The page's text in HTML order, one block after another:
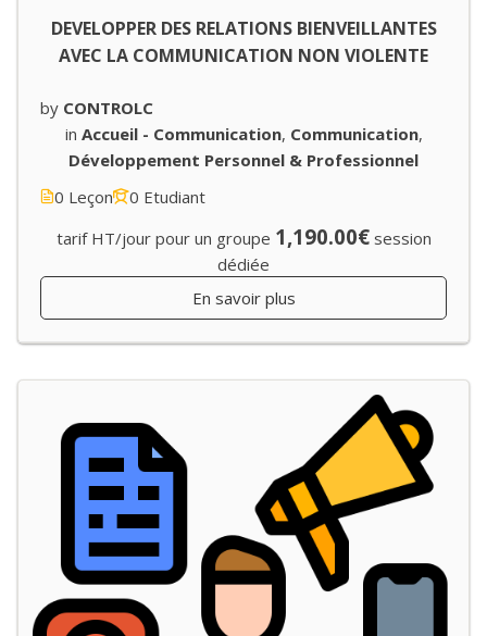
DEVELOPPER DES RELATIONS BIENVEILLANTES
AVEC LA COMMUNICATION NON VIOLENTE
by CONTROLC
in Accueil - Communication, Communication,
Développement Personnel & Professionnel
0 Leçon
0 Etudiant
tarif HT/jour pour un groupe 1,190.00€ session
dédiée
En savoir plus